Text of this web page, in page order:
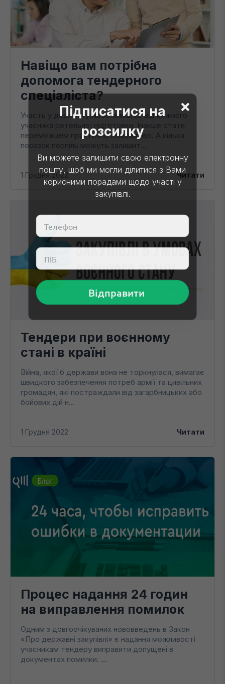
Навіщо вам потрібна
допомога тендерного
спеціаліста?
Участь у держзакупівлях вимагає від кожного
учасника ретельної підготовки. Інакше стати
переможцем практично неможливо. А кілька
поразок поспіль можуть залишит...
1 Грудня 2022 Читати
Тендери при воєнному
стані в країні
Війна, якої б держави вона не торкнулася, вимагає
швидкого забезпечення потреб армії та цивільних
громадян, які постраждали від загарбницьких або
бойових дій н...
1 Грудня 2022 Читати
Процес надання 24 годин
на виправлення помилок
Одним з довгоочікуваних нововведень в Закон
«Про державні закупівлі» є надання можливості
учасникам тендеру виправити допущені в
документах помилки. ...
Підписатися на
розсилку
Ви можете залишити свою електронну
пошту, щоб ми могли ділитися з Вами
корисними порадами щодо участі у
закупівлі.